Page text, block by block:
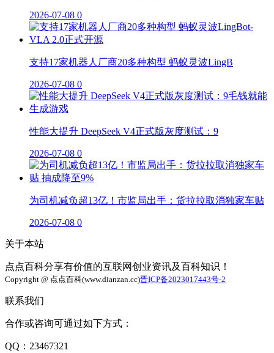
2026-07-08 0
支持17家机器人厂商20多种构型 蚂蚁灵波LingB
2026-07-08 0
性能大提升 DeepSeek V4正式版灰度测试：9
2026-07-08 0
为司机减负超13亿！市监局出手：货拉拉取消独家车贴
2026-07-08 0
关于本站
点点百科分享有价值的互联网创业资讯及百科知识！
Copyright @ 点点百科(www.dianzan.cc)晋ICP备2023017443号-2
联系我们
合作或咨询可通过如下方式：
QQ：23467321